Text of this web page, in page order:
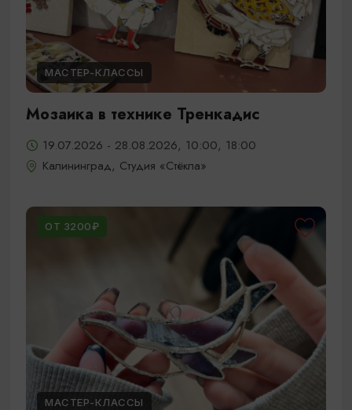
МАСТЕР-КЛАССЫ
Мозаика в технике Тренкадис
19.07.2026 - 28.08.2026, 10:00, 18:00
Калининград, Студия «Стёкла»
ОТ 3200₽
МАСТЕР-КЛАССЫ